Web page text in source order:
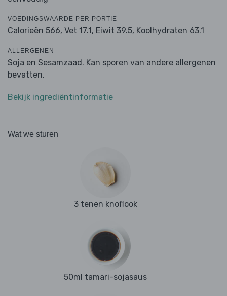
VOEDINGSWAARDE PER PORTIE
Calorieën 566, Vet 17.1, Eiwit 39.5, Koolhydraten 63.1
ALLERGENEN
Soja en Sesamzaad. Kan sporen van andere allergenen
bevatten.
Bekijk ingrediëntinformatie
Wat we sturen
3 tenen knoflook
50ml tamari-sojasaus